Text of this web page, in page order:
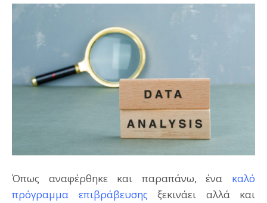
Όπως αναφέρθηκε και παραπάνω, ένα καλό
πρόγραμμα επιβράβευσης ξεκινάει αλλά και